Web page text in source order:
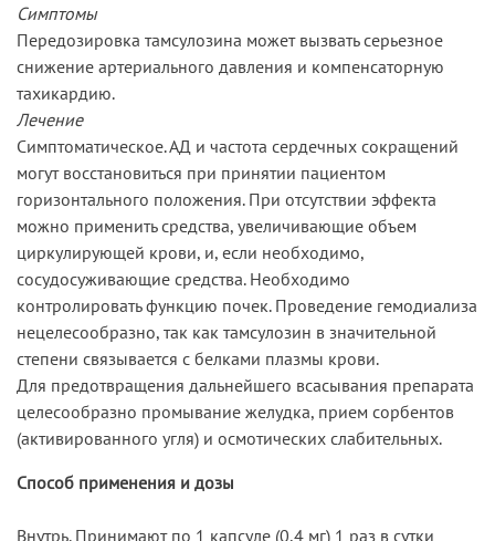
Симптомы
Передозировка тамсулозина может вызвать серьезное
снижение артериального давления и компенсаторную
тахикардию.
Лечение
Симптоматическое. АД и частота сердечных сокращений
могут восстановиться при принятии пациентом
горизонтального положения. При отсутствии эффекта
можно применить средства, увеличивающие объем
циркулирующей крови, и, если необходимо,
сосудосуживающие средства. Необходимо
контролировать функцию почек. Проведение гемодиализа
нецелесообразно, так как тамсулозин в значительной
степени связывается с белками плазмы крови.
Для предотвращения дальнейшего всасывания препарата
целесообразно промывание желудка, прием сорбентов
(активированного угля) и осмотических слабительных.
Способ применения и дозы
Внутрь. Принимают по 1 капсуле (0,4 мг) 1 раз в сутки